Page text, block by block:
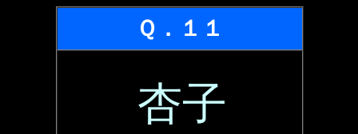
Ｑ．１１
杏子